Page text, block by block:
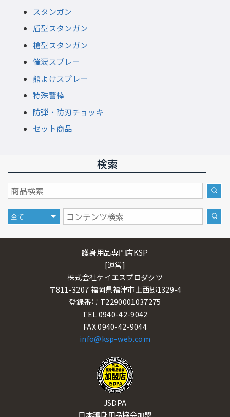
スタンガン
盾型スタンガン
槍型スタンガン
催涙スプレー
熊よけスプレー
特殊警棒
防弾・防刃チョッキ
セット商品
検索
護身用品専門店KSP
[運営]
株式会社ケイエスプロダクツ
〒811-3207 福岡県福津市上西郷1329-4
登録番号 T2290001037275
TEL 0940-42-9042
FAX 0940-42-9044
info@ksp-web.com
JSDPA
日本護身用品協会加盟